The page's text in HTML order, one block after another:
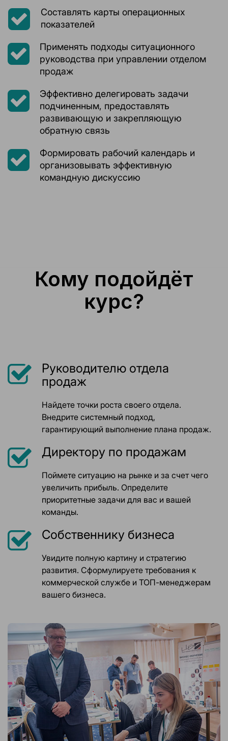
Составлять карты операционных
показателей
Применять подходы ситуационного
руководства при управлении отделом
продаж
Эффективно делегировать задачи
подчиненным, предоставлять
развивающую и закрепляющую
обратную связь
Формировать рабочий календарь и
организовывать эффективную
командную дискуссию
Кому подойдёт
курс?
Руководителю отдела
продаж
Найдете точки роста своего отдела.
Внедрите системный подход,
гарантирующий выполнение плана продаж.
Директору по продажам
Поймете ситуацию на рынке и за счет чего
увеличить прибыль. Определите
приоритетные задачи для вас и вашей
команды.
Собственнику бизнеса
Увидите полную картину и стратегию
развития. Сформулируете требования к
коммерческой службе и ТОП-менеджерам
вашего бизнеса.